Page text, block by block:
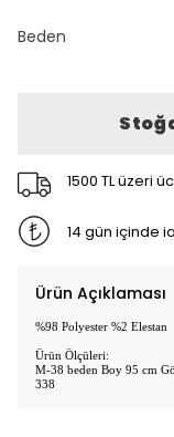
Beden
1500 TL üzeri
14 gün içinde
Ürün Açıklaması
%98 Polyester %2 Elestan
Ürün Ölçüleri:
M-38 beden Boy 95 cm
338